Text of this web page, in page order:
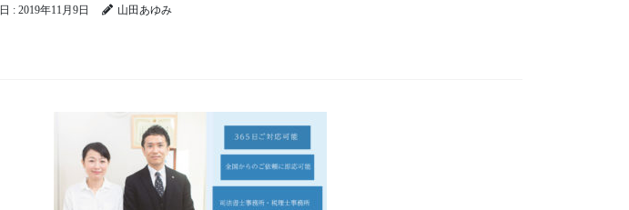
: 2019年11月9日 山田あゆみ